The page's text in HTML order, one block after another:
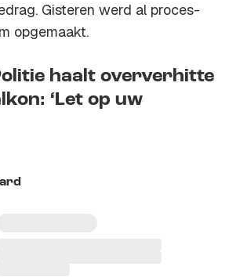
Gisteren werd al proces-
opgemaakt.
haalt oververhitte
‘Let op uw